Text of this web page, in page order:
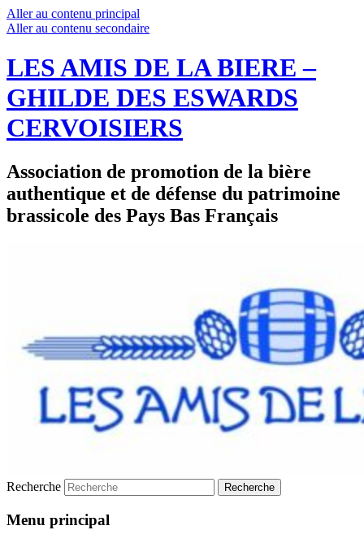
Aller au contenu principal
Aller au contenu secondaire
LES AMIS DE LA BIERE –
GHILDE DES ESWARDS
CERVOISIERS
Association de promotion de la bière
authentique et de défense du patrimoine
brassicole des Pays Bas Français
Recherche
Menu principal